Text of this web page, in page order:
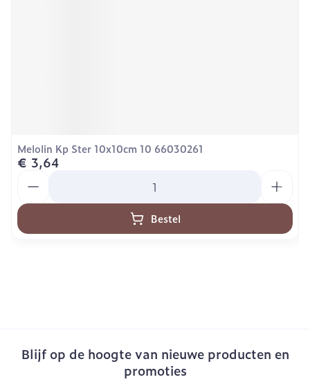
Melolin Kp Ster 10x10cm 10 66030261
€ 3,64
Bestel
Blijf op de hoogte van nieuwe producten en
promoties